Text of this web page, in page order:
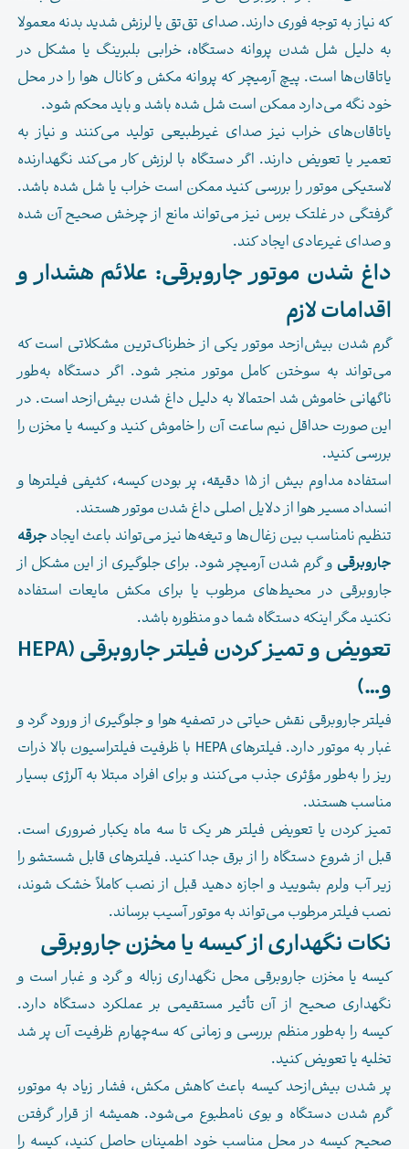
که نیاز به توجه فوری دارند. صدای تق‌تق یا لرزش شدید بدنه معمولا
به دلیل شل شدن پروانه دستگاه، خرابی بلبرینگ یا مشکل در
یاتاقان‌ها است. پیچ آرمیچر که پروانه مکش و کانال هوا را در محل
خود نگه می‌دارد ممکن است شل شده باشد و باید محکم شود.
یاتاقان‌های خراب نیز صدای غیرطبیعی تولید می‌کنند و نیاز به
تعمیر یا تعویض دارند. اگر دستگاه با لرزش کار می‌کند نگهدارنده
لاستیکی موتور را بررسی کنید ممکن است خراب یا شل شده باشد.
گرفتگی در غلتک برس نیز می‌تواند مانع از چرخش صحیح آن شده
و صدای غیرعادی ایجاد کند.
داغ شدن موتور جاروبرقی: علائم هشدار و
اقدامات لازم
گرم شدن بیش‌از‌حد موتور یکی از خطرناک‌ترین مشکلاتی است که
می‌تواند به سوختن کامل موتور منجر شود. اگر دستگاه به‌طور
ناگهانی خاموش شد احتمالا به دلیل داغ شدن بیش‌از‌حد است. در
این صورت حداقل نیم ساعت آن را خاموش کنید و کیسه یا مخزن را
بررسی کنید.
استفاده مداوم بیش از ۱۵ دقیقه، پر بودن کیسه، کثیفی فیلترها و
انسداد مسیر هوا از دلایل اصلی داغ شدن موتور هستند.
تنظیم نامناسب بین زغال‌ها و تیغه‌ها نیز می‌تواند باعث ایجادجرقه
جاروبرقی و گرم شدن آرمیچر شود. برای جلوگیری از این مشکل از
جاروبرقی در محیط‌های مرطوب یا برای مکش مایعات استفاده
نکنید مگر اینکه دستگاه شما دو منظوره باشد.
تعویض و تمیز کردن فیلتر جاروبرقی (HEPA
و…)
فیلتر جاروبرقی نقش حیاتی در تصفیه هوا و جلوگیری از ورود گرد و
غبار به موتور دارد. فیلترهای HEPA با ظرفیت فیلتراسیون بالا ذرات
ریز را به‌طور مؤثری جذب می‌کنند و برای افراد مبتلا به آلرژی بسیار
مناسب هستند.
تمیز کردن یا تعویض فیلتر هر یک تا سه ماه یکبار ضروری است.
قبل از شروع دستگاه را از برق جدا کنید. فیلترهای قابل شستشو را
زیر آب ولرم بشویید و اجازه دهید قبل از نصب کاملاً خشک شوند،
نصب فیلتر مرطوب می‌تواند به موتور آسیب برساند.
نکات نگهداری از کیسه یا مخزن جاروبرقی
کیسه یا مخزن جاروبرقی محل نگهداری زباله و گرد و غبار است و
نگهداری صحیح از آن تأثیر مستقیمی بر عملکرد دستگاه دارد.
کیسه را به‌طور منظم بررسی و زمانی که سه‌چهارم ظرفیت آن پر شد
تخلیه یا تعویض کنید.
پر شدن بیش‌از‌حد کیسه باعث کاهش مکش، فشار زیاد به موتور،
گرم شدن دستگاه و بوی نامطبوع می‌شود. همیشه از قرار گرفتن
صحیح کیسه در محل مناسب خود اطمینان حاصل کنید، کیسه را